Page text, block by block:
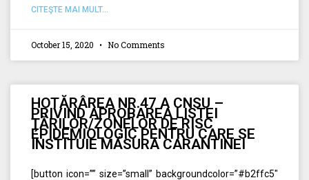
CITEŞTE MAI MULT...
October 15, 2020 No Comments
HOTĂRÂREA NR.47 A CNSU –
PRIVIND APROBAREA LISTEI
ŢĂRILOR/ZONELOR DE RISC
EPIDEMIOLOGIC PENTRU CARE SE
INSTITUIE MĂSURA CARANTINEI
[button icon=”” size=”small” backgroundcolor=”#b2ffc5″